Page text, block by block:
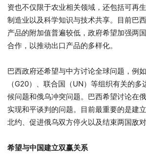
资也不仅限于农业相关领域，还包括可再
制造业以及科学知识与技术共享。目前巴
产品的附加值普遍较低，政府希望加强两
合作，以推动出口产品的多样化。
巴西政府还希望与中方讨论全球问题，例
（G20）、联合国（UN）等组织有关的
候问题和俄乌冲突问题。巴西希望讨论在
实现和平谈判的问题。目前最重要的是建
北约、促进俄乌双方停火以及结束两国敌对
希望与中国建立双赢关系